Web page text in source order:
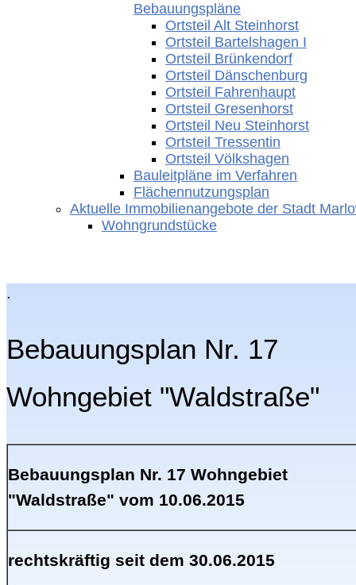
Bebauungspläne
Ortsteil Alt Steinhorst
Ortsteil Bartelshagen I
Ortsteil Brünkendorf
Ortsteil Dänschenburg
Ortsteil Fahrenhaupt
Ortsteil Gresenhorst
Ortsteil Neu Steinhorst
Ortsteil Tressentin
Ortsteil Völkshagen
Bauleitpläne im Verfahren
Flächennutzungsplan
Aktuelle Immobilienangebote der Stadt
Wohngrundstücke
Wohngebiet
"Waldstraße"
.
Bebauungsplan Nr. 17
Wohngebiet "Waldstraße"
Bebauungsplan Nr. 17 Wohngebiet
"Waldstraße" vom 10.06.2015
rechtskräftig seit dem 30.06.2015